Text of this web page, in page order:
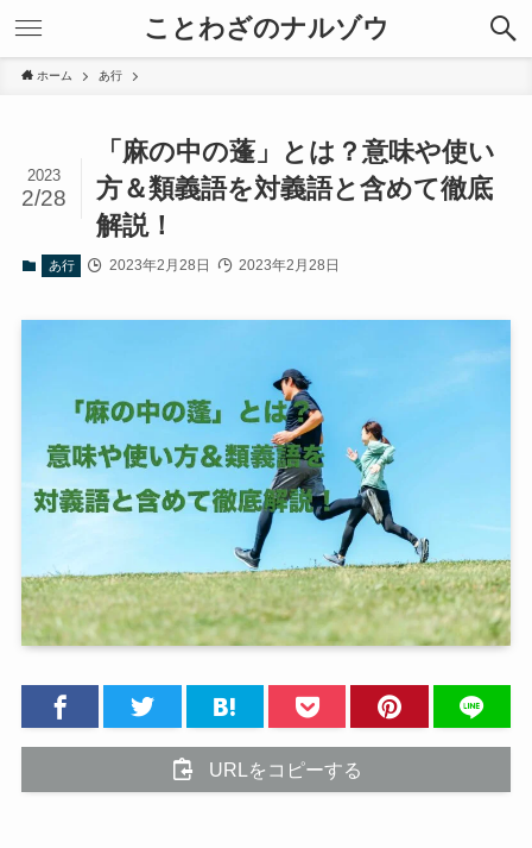
ことわざのナルゾウ
ホーム あ行
「麻の中の蓬」とは？意味や使い
方＆類義語を対義語と含めて徹底
解説！
2023
2/28
あ行 2023年2月28日 2023年2月28日
URLをコピーする